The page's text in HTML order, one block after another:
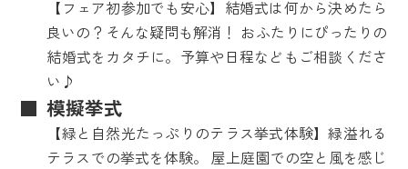
【フェア初参加でも安心】結婚式は何から決めたら
良いの？そんな疑問も解消！ おふたりにぴったりの
結婚式をカタチに。予算や日程などもご相談くださ
い♪
模擬挙式
【緑と自然光たっぷりのテラス挙式体験】緑溢れる
テラスでの挙式を体験。 屋上庭園での空と風を感じ